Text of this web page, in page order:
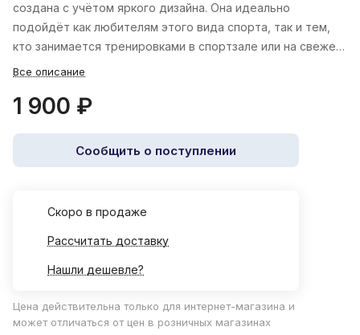
создана с учётом яркого дизайна. Она идеально
подойдёт как любителям этого вида спорта, так и тем,
кто занимается тренировками в спортзале или на свежем
воздухе в летний сезон.
Все описание
1 900 ₽
Сообщить о поступлении
Cкоро в продаже
Рассчитать доставку
Нашли дешевле?
Цена действительна только для интернет-магазина и
может отличаться от цен в розничных магазинах